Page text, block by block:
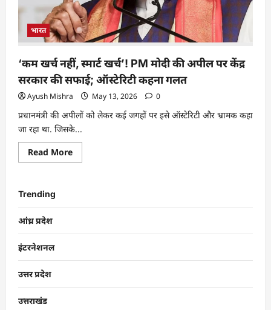
भारत
‘कम खर्च नहीं, स्मार्ट खर्च’! PM मोदी की अपील पर केंद्र
सरकार की सफाई; ऑस्टेरिटी कहना गलत
Ayush Mishra May 13, 2026 0
प्रधानमंत्री की अपीलों को लेकर कई जगहों पर इसे ऑस्टेरिटी और भ्रामक कहा
जा रहा था. जिसके...
Read More
Trending
आंध्र प्रदेश
इंटरनेशनल
उत्तर प्रदेश
उत्तराखंड